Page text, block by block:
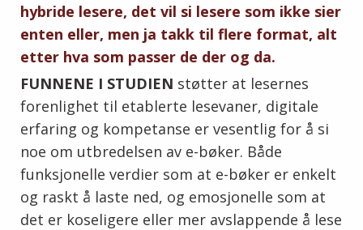
hybride lesere, det vil si lesere som ikke sier
enten eller, men ja takk til flere format, alt
etter hva som passer de der og da.
FUNNENE I STUDIEN støtter at lesernes
forenlighet til etablerte lesevaner, digitale
erfaring og kompetanse er vesentlig for å si
noe om utbredelsen av e-bøker. Både
funksjonelle verdier som at e-bøker er enkelt
og raskt å laste ned, og emosjonelle som at
det er koseligere eller mer avslappende å lese